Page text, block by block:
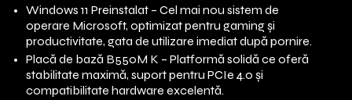
Windows 11 Preinstalat – Cel mai nou sistem de
operare Microsoft, optimizat pentru gaming și
productivitate, gata de utilizare imediat după pornire.
Placă de bază B550M K – Platformă solidă ce oferă
stabilitate maximă, suport pentru PCIe 4.0 și
compatibilitate hardware excelentă.